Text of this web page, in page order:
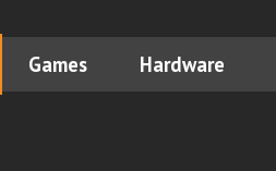
Games Hardware